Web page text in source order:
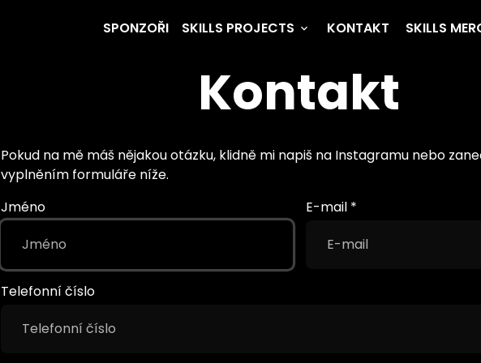
SPONZOŘI SKILLS PROJECTS keyboard_arrow_down KONTAKT SKILLS
Kontakt
Pokud na mě máš nějakou otázku, klidně mi napiš na Instagramu nebo
vyplněním formuláře níže.
Jméno
E-mail *
Telefonní číslo